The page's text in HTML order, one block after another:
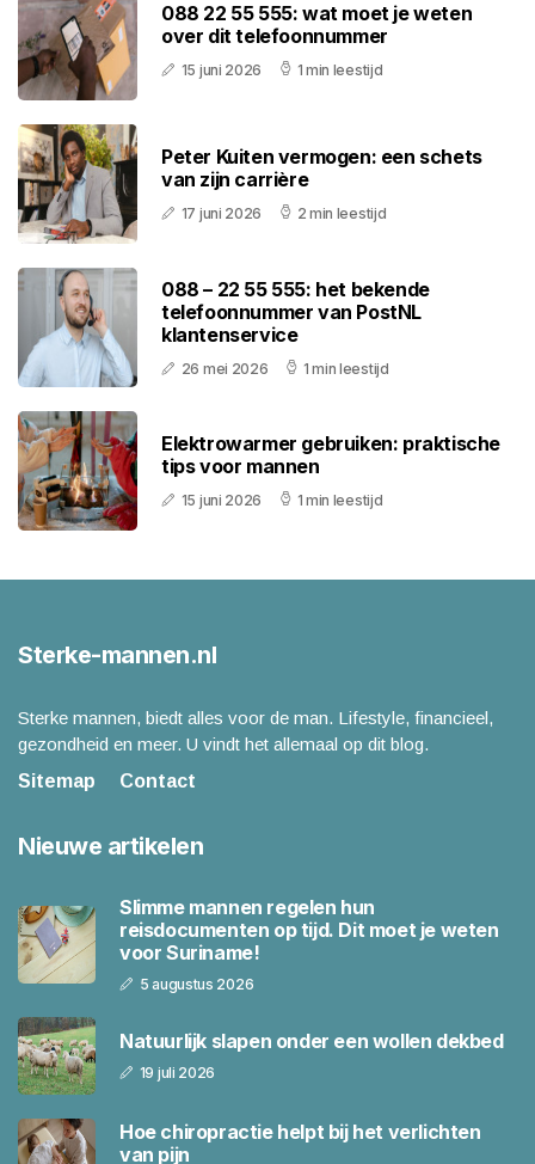
088 22 55 555: wat moet je weten
over dit telefoonnummer
15 juni 2026 1 min leestijd
Peter Kuiten vermogen: een schets
van zijn carrière
17 juni 2026 2 min leestijd
088 – 22 55 555: het bekende
telefoonnummer van PostNL
klantenservice
26 mei 2026 1 min leestijd
Elektrowarmer gebruiken: praktische
tips voor mannen
15 juni 2026 1 min leestijd
Sterke-mannen.nl
Sterke mannen, biedt alles voor de man. Lifestyle, financieel,
gezondheid en meer. U vindt het allemaal op dit blog.
Sitemap
Contact
Nieuwe artikelen
Slimme mannen regelen hun
reisdocumenten op tijd. Dit moet je weten
voor Suriname!
5 augustus 2026
Natuurlijk slapen onder een wollen dekbed
19 juli 2026
Hoe chiropractie helpt bij het verlichten
van pijn